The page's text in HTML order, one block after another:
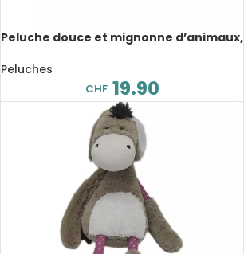
Peluche douce et mignonne d’animaux,
Peluches
CHF 19.90